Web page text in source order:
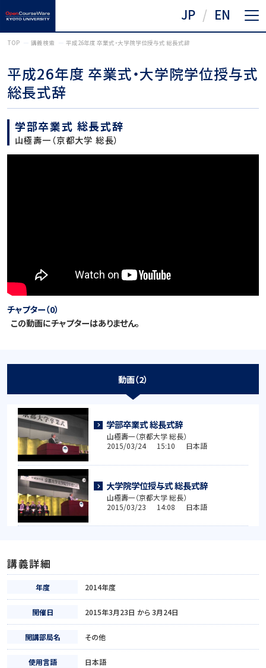
JP EN
TOP 講義検索 平成26年度 卒業式・大学院学位授与式 総長式辞
平成26年度 卒業式・大学院学位授与式
総長式辞
学部卒業式 総長式辞
山極壽一（京都大学 総長）
チャプター（0）
この動画にチャプターはありません。
動画（2）
学部卒業式 総長式辞
山極壽一（京都大学 総長）
2015/03/24 15:10 日本語
大学院学位授与式 総長式辞
山極壽一（京都大学 総長）
2015/03/23 14:08 日本語
講義詳細
年度 2014年度
開催日 2015年3月23日 から 3月24日
開講部局名 その他
使用言語 日本語